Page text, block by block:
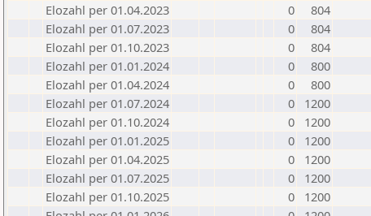
Elozahl per 01.04.2023
0
804
Elozahl per 01.07.2023
0
804
Elozahl per 01.10.2023
0
804
Elozahl per 01.01.2024
0
800
Elozahl per 01.04.2024
0
800
Elozahl per 01.07.2024
0
1200
Elozahl per 01.10.2024
0
1200
Elozahl per 01.01.2025
0
1200
Elozahl per 01.04.2025
0
1200
Elozahl per 01.07.2025
0
1200
Elozahl per 01.10.2025
0
1200